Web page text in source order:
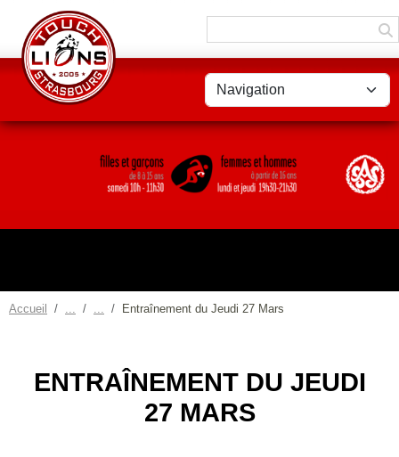
Accueil Entraînement du Jeudi 27 Mars
ENTRAÎNEMENT DU JEUDI
27 MARS
Panneau de gestion des cookies